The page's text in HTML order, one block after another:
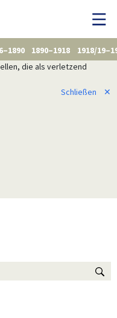
1890–1918
1918/
die als verletzend
Schließen
✕